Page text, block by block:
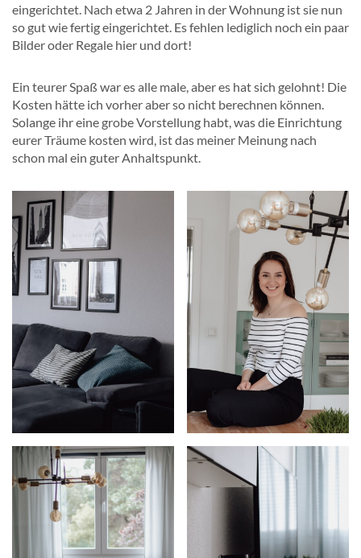
eingerichtet. Nach etwa 2 Jahren in der Wohnung ist sie nun
so gut wie fertig eingerichtet. Es fehlen lediglich noch ein paar
Bilder oder Regale hier und dort!
Ein teurer Spaß war es alle male, aber es hat sich gelohnt! Die
Kosten hätte ich vorher aber so nicht berechnen können.
Solange ihr eine grobe Vorstellung habt, was die Einrichtung
eurer Träume kosten wird, ist das meiner Meinung nach
schon mal ein guter Anhaltspunkt.